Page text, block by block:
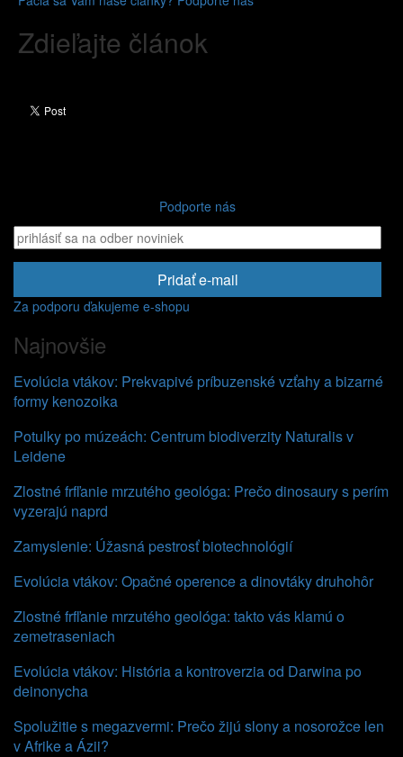
Zdieľajte článok
Podporte nás
Pridať e-mail
Za podporu ďakujeme e-shopu
Najnovšie
Evolúcia vtákov: Prekvapivé príbuzenské vzťahy a bizarné
formy kenozoika
Potulky po múzeách: Centrum biodiverzity Naturalis v
Leidene
Zlostné frfľanie mrzutého geológa: Prečo dinosaury s perím
vyzerajú naprd
Zamyslenie: Úžasná pestrosť biotechnológií
Evolúcia vtákov: Opačné operence a dinovtáky druhohôr
Zlostné frfľanie mrzutého geológa: takto vás klamú o
zemetraseniach
Evolúcia vtákov: História a kontroverzia od Darwina po
deinonycha
Spolužitie s megazvermi: Prečo žijú slony a nosorožce len
v Afrike a Ázii?